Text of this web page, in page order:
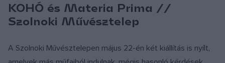
KOHÓ és Materia Prima //
Szolnoki Művésztelep
A Szolnoki Művésztelepen május 22-én két kiállítás is nyílt,